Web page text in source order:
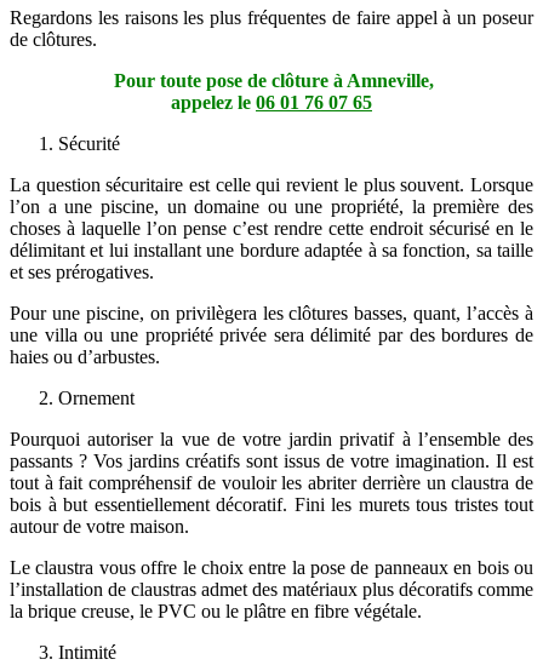
Regardons les raisons les plus fréquentes de faire appel à un poseur
de clôtures.
Pour toute pose de clôture à Amneville,
appelez le 06 01 76 07 65
Sécurité
La question sécuritaire est celle qui revient le plus souvent. Lorsque
l’on a une piscine, un domaine ou une propriété, la première des
choses à laquelle l’on pense c’est rendre cette endroit sécurisé en le
délimitant et lui installant une bordure adaptée à sa fonction, sa taille
et ses prérogatives.
Pour une piscine, on privilègera les clôtures basses, quant, l’accès à
une villa ou une propriété privée sera délimité par des bordures de
haies ou d’arbustes.
Ornement
Pourquoi autoriser la vue de votre jardin privatif à l’ensemble des
passants ? Vos jardins créatifs sont issus de votre imagination. Il est
tout à fait compréhensif de vouloir les abriter derrière un claustra de
bois à but essentiellement décoratif. Fini les murets tous tristes tout
autour de votre maison.
Le claustra vous offre le choix entre la pose de panneaux en bois ou
l’installation de claustras admet des matériaux plus décoratifs comme
la brique creuse, le PVC ou le plâtre en fibre végétale.
Intimité